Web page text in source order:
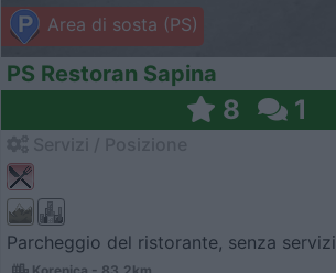
Area di sosta (PS)
PS Restoran Sapina
8 1
Parcheggio del ristorante, senza servizi